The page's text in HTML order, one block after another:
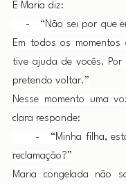
E Maria diz:
-   “Não sei por que
Em todos os momentos
tive ajuda de vocês. Por
pretendo voltar.”
Nesse momento uma
clara responde:
-   “Minha filha,
reclamação?”
Maria congelada não